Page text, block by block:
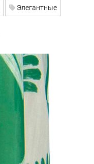
Элегантные